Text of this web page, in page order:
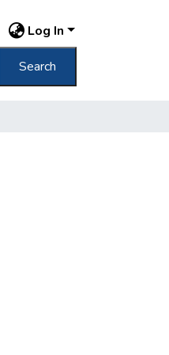
Log In
Search